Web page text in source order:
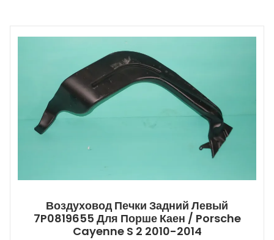
Воздуховод Печки Задний Левый
7P0819655 Для Порше Каен / Porsche
Cayenne S 2 2010-2014